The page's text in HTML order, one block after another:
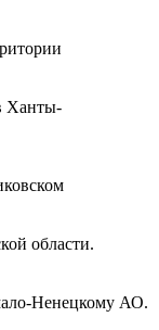
Ханты-
области.
Ненецкому АО.